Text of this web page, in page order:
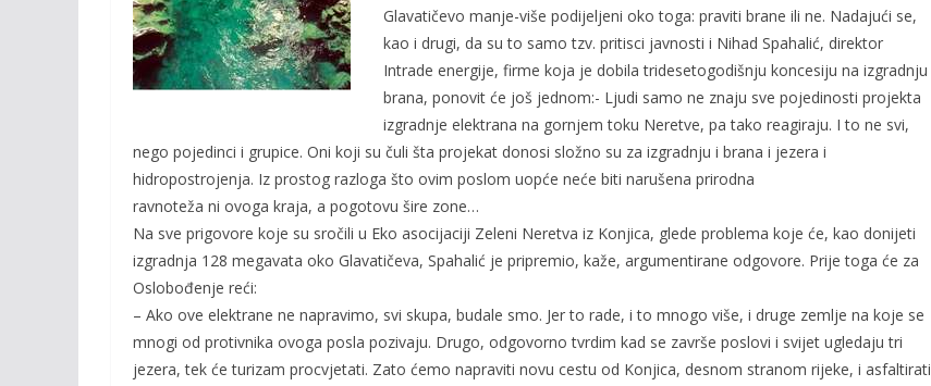
Glavatičevo manje-više podijeljeni oko toga: praviti brane ili ne. Nadajući se,
kao i drugi, da su to samo tzv. pritisci javnosti i Nihad Spahalić, direktor
Intrade energije, firme koja je dobila tridesetogodišnju koncesiju na izgradnju
brana, ponovit će još jednom:- Ljudi samo ne znaju sve pojedinosti projekta
izgradnje elektrana na gornjem toku Neretve, pa tako reagiraju. I to ne svi,
nego pojedinci i grupice. Oni koji su čuli šta projekat donosi složno su za izgradnju i brana i jezera i
hidropostrojenja. Iz prostog razloga što ovim poslom uopće neće biti narušena prirodna
ravnoteža ni ovoga kraja, a pogotovu šire zone…
Na sve prigovore koje su sročili u Eko asocijaciji Zeleni Neretva iz Konjica, glede problema koje će, kao donijeti
izgradnja 128 megavata oko Glavatičeva, Spahalić je pripremio, kaže, argumentirane odgovore. Prije toga će za
Oslobođenje reći:
– Ako ove elektrane ne napravimo, svi skupa, budale smo. Jer to rade, i to mnogo više, i druge zemlje na koje se
mnogi od protivnika ovoga posla pozivaju. Drugo, odgovorno tvrdim kad se završe poslovi i svijet ugledaju tri
jezera, tek će turizam procvjetati. Zato ćemo napraviti novu cestu od Konjica, desnom stranom rijeke, i asfaltirati